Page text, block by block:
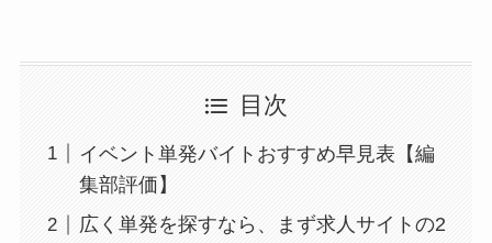
目次
イベント単発バイトおすすめ早見表【編
集部評価】
広く単発を探すなら、まず求人サイトの2